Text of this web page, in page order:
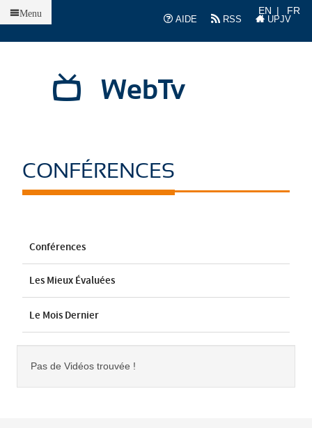
AIDE
RSS UPJV
EN FR
WebTv
Menu
CONFÉRENCES
Conférences
Les Mieux Évaluées
Le Mois Dernier
Pas de Vidéos trouvée !